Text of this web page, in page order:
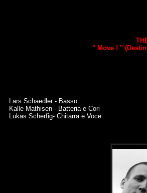
" Move ! "
Lars Schaedler - Basso
Kalle Mathisen - Batteria e Cori
Lukas Scherfig- Chitarra e Voce